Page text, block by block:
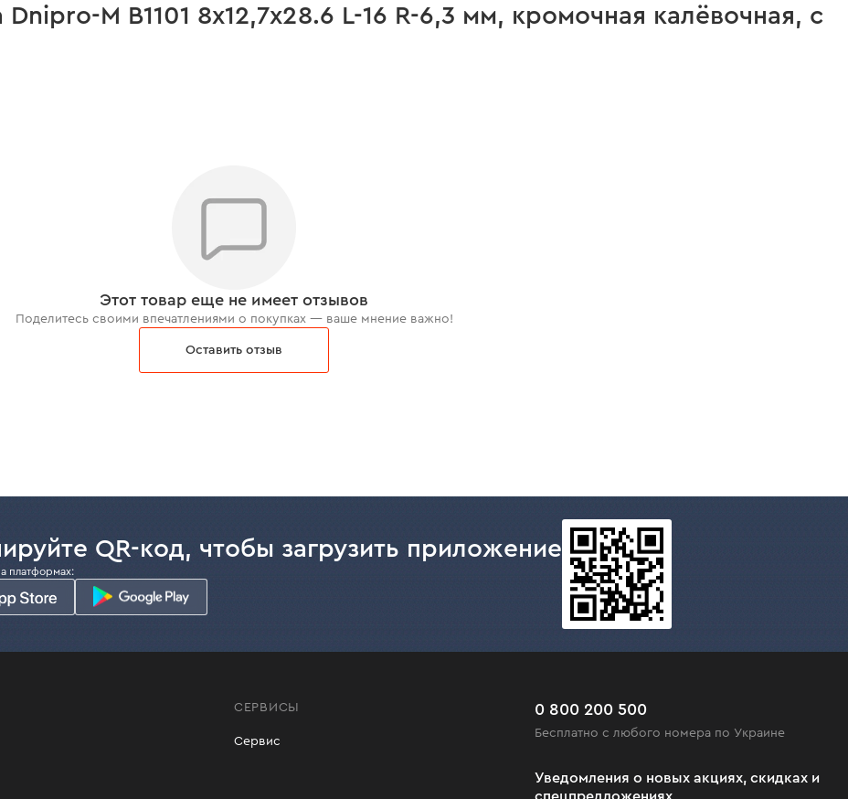
M В1101 8x12,7х28.6 L-16 R-6,3 мм, кромочная калёвочная, с
Этот товар еще не имеет отзывов
Поделитесь своими впечатлениями о покупках — ваше мнение важно!
Оставить отзыв
QR-код, чтобы загрузить приложение
платформах:
СЕРВИСЫ
Сервис
0 800 200 500
Бесплатно с любого номера по Украине
Уведомления о новых акциях, скидках и
спецпредложениях